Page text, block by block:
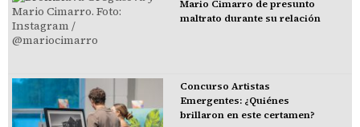
Mario Cimarro de presunto
maltrato durante su relación
Concurso Artistas
Emergentes: ¿Quiénes
brillaron en este certamen?